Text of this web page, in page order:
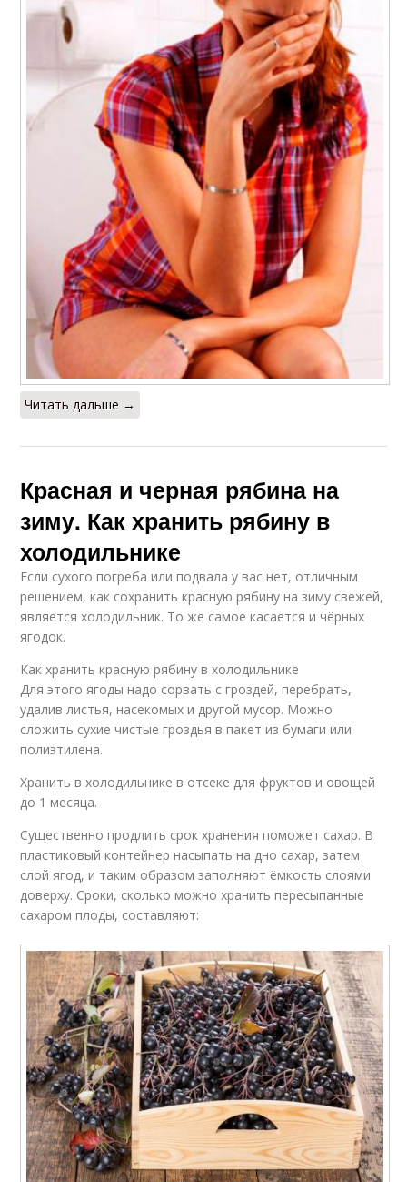
Читать дальше →
Красная и черная рябина на
зиму. Как хранить рябину в
холодильнике
Если сухого погреба или подвала у вас нет, отличным
решением, как сохранить красную рябину на зиму свежей,
является холодильник. То же самое касается и чёрных
ягодок.
Как хранить красную рябину в холодильнике
Для этого ягоды надо сорвать с гроздей, перебрать,
удалив листья, насекомых и другой мусор. Можно
сложить сухие чистые гроздья в пакет из бумаги или
полиэтилена.
Хранить в холодильнике в отсеке для фруктов и овощей
до 1 месяца.
Существенно продлить срок хранения поможет сахар. В
пластиковый контейнер насыпать на дно сахар, затем
слой ягод, и таким образом заполняют ёмкость слоями
доверху. Сроки, сколько можно хранить пересыпанные
сахаром плоды, составляют: